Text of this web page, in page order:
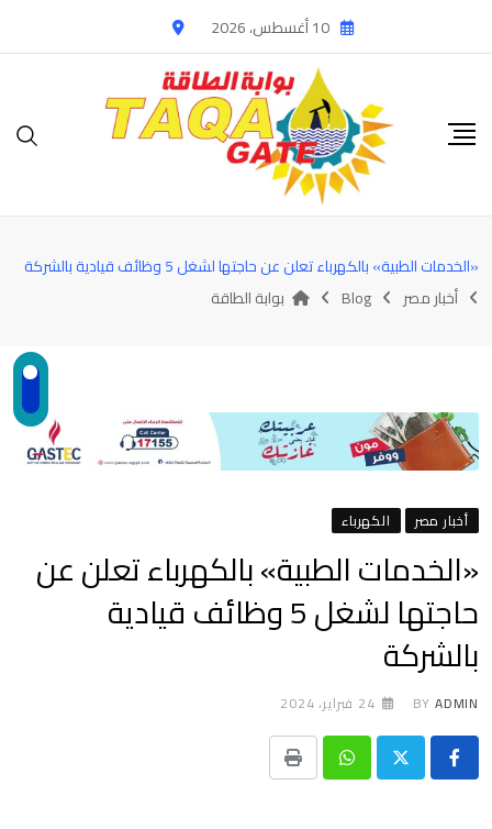
to
10 أغسطس، 2026
«الخدمات الطبية» بالكهرباء تعلن عن حاجتها لشغل 5 وظائف قيادية بالشركة
أخبار مصر
Blog بوابة الطاقة
أخبار مصر الكهرباء
«الخدمات الطبية» بالكهرباء تعلن عن
حاجتها لشغل 5 وظائف قيادية
بالشركة
BY ADMIN 24 فبراير، 2024
Whatsapp
Print